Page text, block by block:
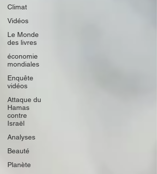
Climat
Vidéos
Le Monde
des livres
économie
mondiales
Enquête
vidéos
Attaque du
Hamas
contre
Israël
Analyses
Beauté
Planète